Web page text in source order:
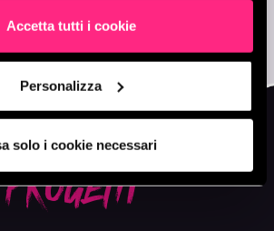
Accetta tutti i cookie
Personalizza
solo i cookie necessari
DEI TUOI
PROGETTI